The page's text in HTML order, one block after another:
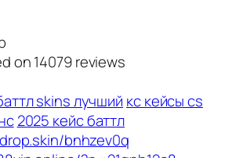
on14079reviews
skins лучший кс кейсы cs
2025 кейс баттл
bnhzev0q